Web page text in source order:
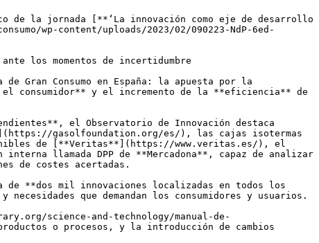
de la jornada [**‘La innovación como eje de desarrollo
wp-content/uploads/2023/02/090223-NdP-6ed-
los momentos de incertidumbre
Gran Consumo en España: la apuesta por la
y el incremento de la **eficiencia** de
el Observatorio de Innovación destaca
gasolfoundation.org/es/), las cajas isotermas
de [**Veritas**](https://www.veritas.es/), el
llamada DPP de **Mercadona**, capaz de analizar
de costes acertadas.
de **dos mil innovaciones localizadas en todos los
que demandan los consumidores y usuarios.
science-and-technology/manual-de-
o procesos, y la introducción de cambios